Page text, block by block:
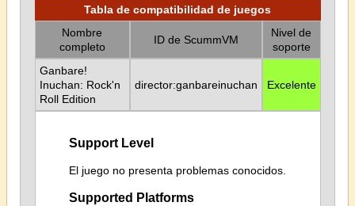
Tabla de compatibilidad de juegos
Nombre
completo
ID de ScummVM
Nivel de
soporte
Ganbare!
Inuchan: Rock'n
Roll Edition
director:ganbareinuchan Excelente
Support Level
El juego no presenta problemas conocidos.
Supported Platforms